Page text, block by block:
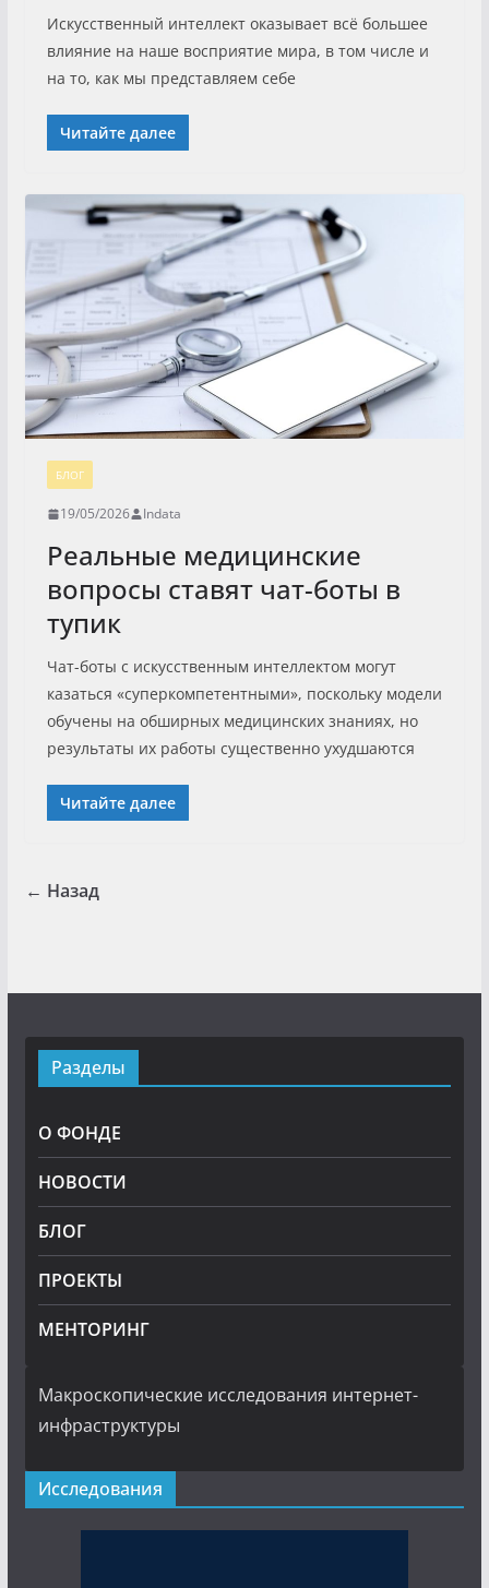
Искусственный интеллект оказывает всё большее
влияние на наше восприятие мира, в том числе и
на то, как мы представляем себе
Читайте далее
БЛОГ
19/05/2026 Indata
Реальные медицинские
вопросы ставят чат-боты в
тупик
Чат-боты с искусственным интеллектом могут
казаться «суперкомпетентными», поскольку модели
обучены на обширных медицинских знаниях, но
результаты их работы существенно ухудшаются
Читайте далее
← Назад
Разделы
О ФОНДЕ
НОВОСТИ
БЛОГ
ПРОЕКТЫ
МЕНТОРИНГ
Макроскопические исследования интернет-
инфраструктуры
Исследования